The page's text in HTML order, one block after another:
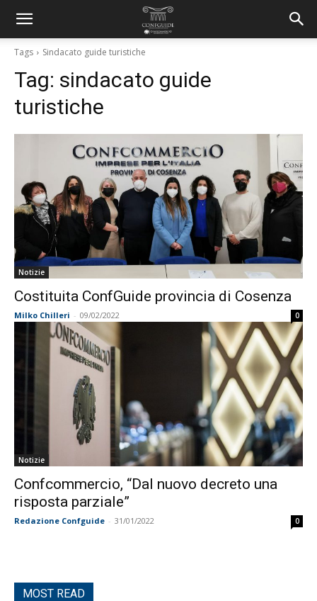
Tags Sindacato guide turistiche
Tag: sindacato guide
turistiche
Notizie
Costituita ConfGuide provincia di Cosenza
Milko Chilleri - 09/02/2022 0
Notizie
Confcommercio, “Dal nuovo decreto una
risposta parziale”
Redazione Confguide - 31/01/2022 0
MOST READ